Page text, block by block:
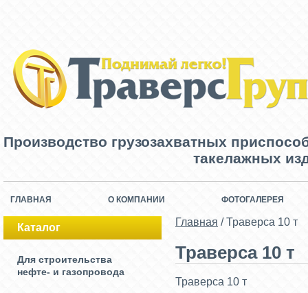
Производство грузозахватных
такелажных
ГЛАВНАЯ О КОМПАНИИ ФОТОГАЛЕРЕЯ
Каталог
Для строительства
нефте- и газопровода
Главная /Траверса 10 т
Траверса 10 т
Траверса 10 т